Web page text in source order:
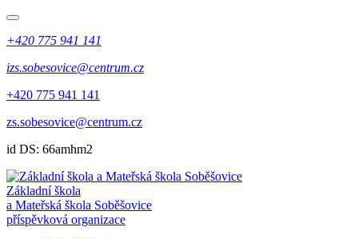
+420 775 941 141
izs.sobesovice@centrum.cz
+420 775 941 141
zs.sobesovice@centrum.cz
id DS: 66amhm2
Základní škola
a Mateřská škola Soběšovice
příspěvková organizace